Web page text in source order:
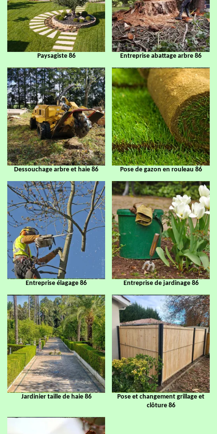
Paysagiste 86 Entreprise abattage arbre 86
Dessouchage arbre et haie 86 Pose de gazon en rouleau 86
Entreprise élagage 86 Entreprise de jardinage 86
Jardinier taille de haie 86
Pose et changement grillage et
clôture 86